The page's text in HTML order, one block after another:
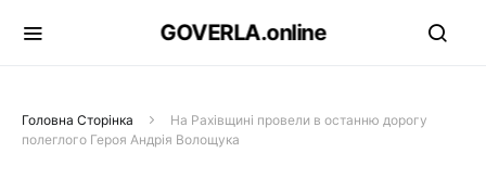
GOVERLA.online
Головна Сторінка
На Рахівщині провели в останню дорогу
полеглого Героя Андрія Волощука